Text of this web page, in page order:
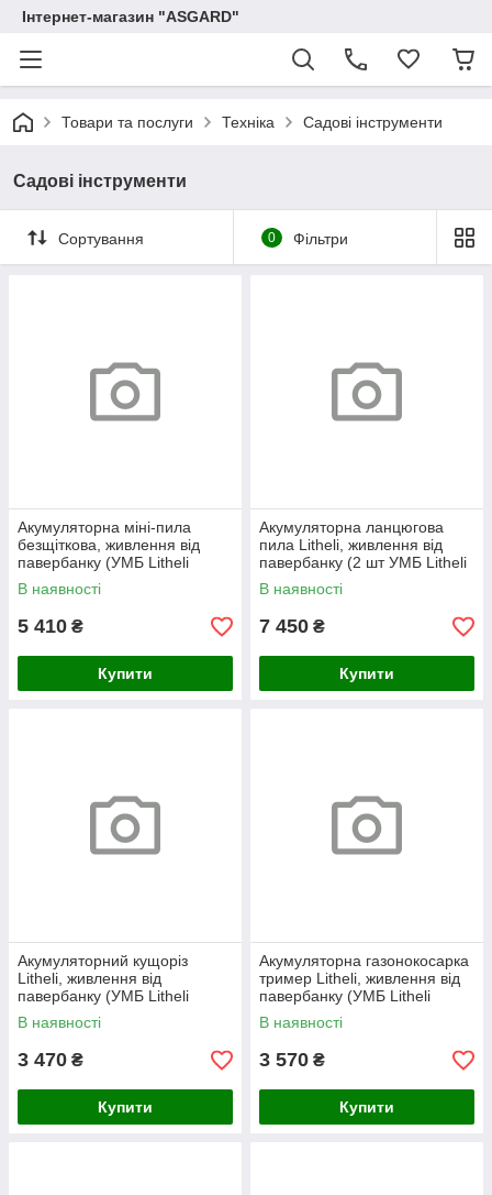
Інтернет-магазин "ASGARD"
Товари та послуги Техніка Садові інструменти
Садові інструменти
Сортування 0 Фільтри
Акумуляторна міні-пила
безщіткова, живлення від
павербанку (УМБ Litheli
Power Bank 10000 mAh, 45
W, 2А в комплекті)
В наявності
5 410 ₴
Купити
Акумуляторна ланцюгова
пила Litheli, живлення від
павербанку (2 шт УМБ Litheli
Power Bank 10000 mAh, 45
W, 2А в комплекті)
В наявності
7 450 ₴
Купити
Акумуляторний кущоріз
Litheli, живлення від
павербанку (УМБ Litheli
Power Bank 10000 mAh, 45
W, 2А в комплекті)
В наявності
3 470 ₴
Купити
Акумуляторна газонокосарка
тример Litheli, живлення від
павербанку (УМБ Litheli
Power Bank 10000 mAh, 45
W, 2А в комплекті)
В наявності
3 570 ₴
Купити